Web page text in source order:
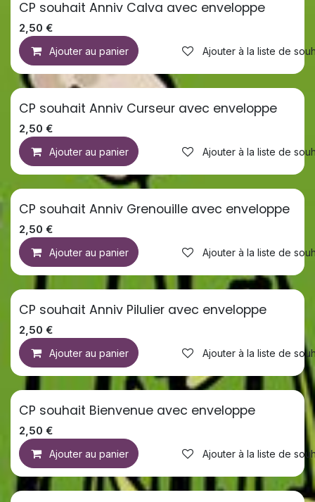
CP souhait Anniv Calva avec enveloppe
2,50 €
Ajouter au panier Ajouter à la liste de
CP souhait Anniv Curseur avec enveloppe
2,50 €
Ajouter au panier Ajouter à la liste de
CP souhait Anniv Grenouille avec enveloppe
2,50 €
Ajouter au panier Ajouter à la liste de
CP souhait Anniv Pilulier avec enveloppe
2,50 €
Ajouter au panier Ajouter à la liste de
CP souhait Bienvenue avec enveloppe
2,50 €
Ajouter au panier Ajouter à la liste de